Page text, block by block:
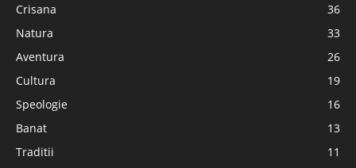
Crisana
36
Natura
33
Aventura
26
Cultura
19
Speologie
16
Banat
13
Traditii
11